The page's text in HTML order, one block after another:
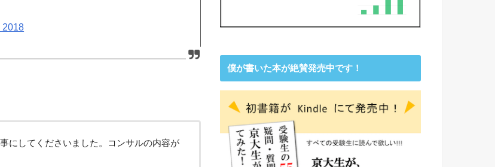
2018
にしてくださいました。コンサルの内容が
僕が書いた本が絶賛発売中です！